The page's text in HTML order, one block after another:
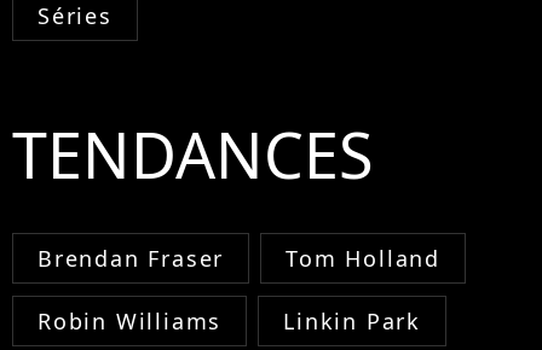
Séries
TENDANCES
Brendan Fraser Tom Holland
Robin Williams Linkin Park